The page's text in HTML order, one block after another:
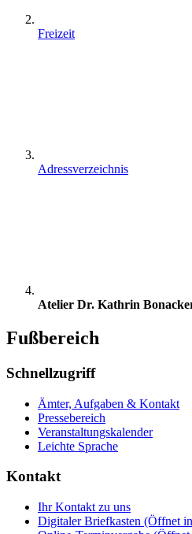
Freizeit
Adressverzeichnis
Atelier Dr. Kathrin
Fußbereich
Schnellzugriff
Ämter, Aufgaben & Kontakt
Pressebereich
Veranstaltungskalender
Leichte Sprache
Kontakt
Ihr Kontakt zu uns
Digitaler Briefkasten (Öffnet